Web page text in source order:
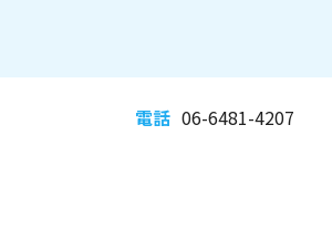
電話 06-6481-4207